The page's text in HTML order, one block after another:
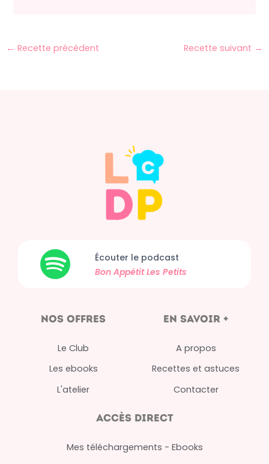
← Recette précédent Recette suivant →
Écouter le podcast
Bon AppétitLes Petits
nos offres
Le Club
Les ebooks
L'atelier
en savoir +
A propos
Recettes et astuces
Contacter
Accès direct
Mes téléchargements - Ebooks